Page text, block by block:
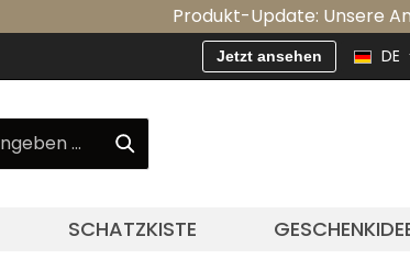
Produkt-Update: Unsere
Jetzt ansehen DE
SCHATZKISTE